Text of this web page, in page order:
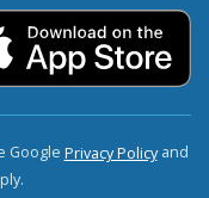
Google Privacy Policyand